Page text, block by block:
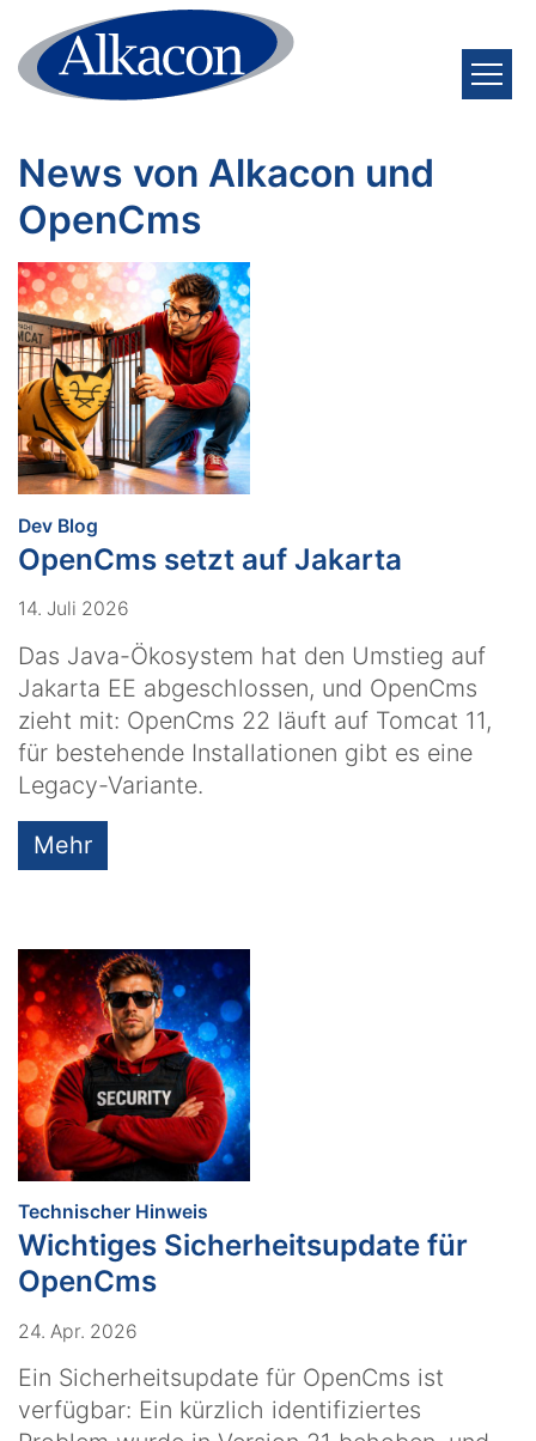
Zum Inhalt springen
News von Alkacon und
OpenCms
Dev Blog
OpenCms setzt auf Jakarta
14. Juli 2026
Das Java-Ökosystem hat den Umstieg auf
Jakarta EE abgeschlossen, und OpenCms
zieht mit: OpenCms 22 läuft auf Tomcat 11,
für bestehende Installationen gibt es eine
Legacy-Variante.
Mehr
Technischer Hinweis
Wichtiges Sicherheitsupdate für
OpenCms
24. Apr. 2026
Ein Sicherheitsupdate für OpenCms ist
verfügbar: Ein kürzlich identifiziertes